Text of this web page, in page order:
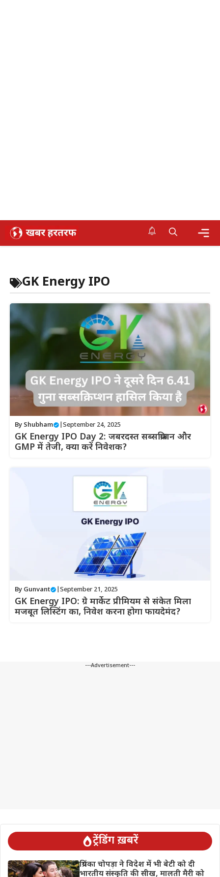
Skip
GK Energy IPO
By Shubham September 24, 2025
GK Energy IPO Day 2: जबरदस्त सब्सक्रिप्शन और
GMP में तेजी, क्या करें निवेशक?
By Gunvant September 21, 2025
GK Energy IPO: ग्रे मार्केट प्रीमियम से संकेत मिला
मजबूत लिस्टिंग का, निवेश करना होगा फायदेमंद?
---Advertisement---
ट्रेंडिंग ख़बरें
प्रियंका चोपड़ा ने विदेश में भी बेटी को दी
भारतीय संस्कृति की सीख, मालती मैरी को